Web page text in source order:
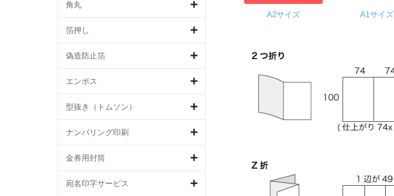
A2サイズ A1サイズ
角丸
箔押し
偽造防止箔
エンボス
型抜き（トムソン）
ナンバリング印刷
金券用封筒
宛名印字サービス